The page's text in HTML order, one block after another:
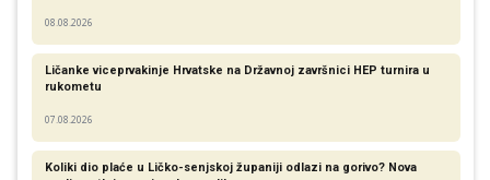
08.08.2026
Ličanke viceprvakinje Hrvatske na Državnoj završnici HEP turnira u
rukometu
07.08.2026
Koliki dio plaće u Ličko-senjskoj županiji odlazi na gorivo? Nova